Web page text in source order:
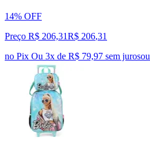
14% OFF
Preço R$ 206,31R$ 206,31
no Pix Ou 3x de R$ 79,97 sem jurosou